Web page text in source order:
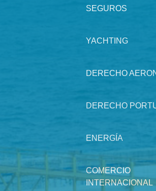
SEGUROS
YACHTING
DERECHO
DERECHO
ENERGÍA
COMERCIO
INTERNACIONAL